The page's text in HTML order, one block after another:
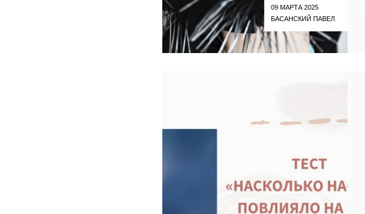
09 МАРТА 2025
БАСАНСКИЙ ПАВЕЛ